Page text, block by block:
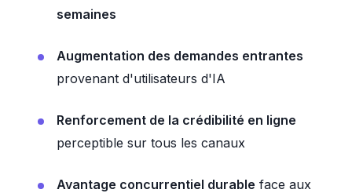
semaines
Augmentation des demandes entrantes
provenant d'utilisateurs d'IA
Renforcement de la crédibilité en ligne
perceptible sur tous les canaux
Avantage concurrentiel durable face aux